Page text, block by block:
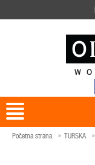
Početna strana TURSKA